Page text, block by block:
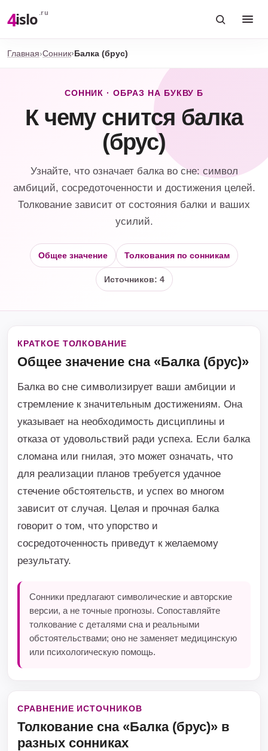
4islo .ru
Главная Сонник Балка (брус)
СОННИК · ОБРАЗ НА БУКВУ Б
К чему снится балка
(брус)
Узнайте, что означает балка во сне: символ
амбиций, сосредоточенности и достижения целей.
Толкование зависит от состояния балки и ваших
усилий.
Общее значение Толкования по сонникам
Источников: 4
КРАТКОЕ ТОЛКОВАНИЕ
Общее значение сна «Балка (брус)»
Балка во сне символизирует ваши амбиции и
стремление к значительным достижениям. Она
указывает на необходимость дисциплины и
отказа от удовольствий ради успеха. Если балка
сломана или гнилая, это может означать, что
для реализации планов требуется удачное
стечение обстоятельств, и успех во многом
зависит от случая. Целая и прочная балка
говорит о том, что упорство и
сосредоточенность приведут к желаемому
результату.
Сонники предлагают символические и авторские
версии, а не точные прогнозы. Сопоставляйте
толкование с деталями сна и реальными
обстоятельствами; оно не заменяет медицинскую
или психологическую помощь.
СРАВНЕНИЕ ИСТОЧНИКОВ
Толкование сна «Балка (брус)» в
разных сонниках